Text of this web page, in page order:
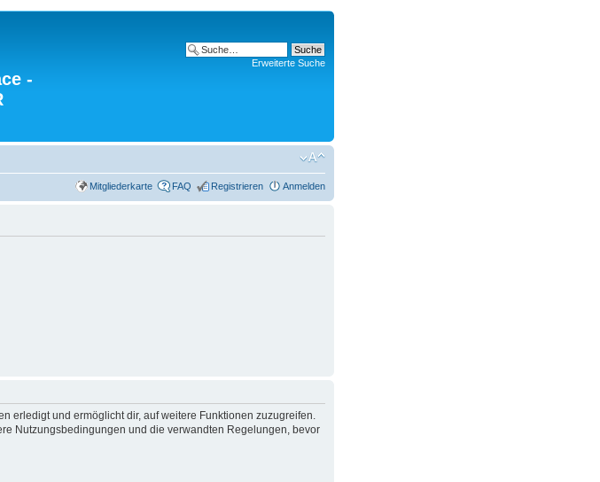
-
Erweiterte Suche
Mitgliederkarte FAQ Registrieren Anmelden
erledigt und ermöglicht dir, auf weitere Funktionen zuzugreifen.
Nutzungsbedingungen und die verwandten Regelungen, bevor